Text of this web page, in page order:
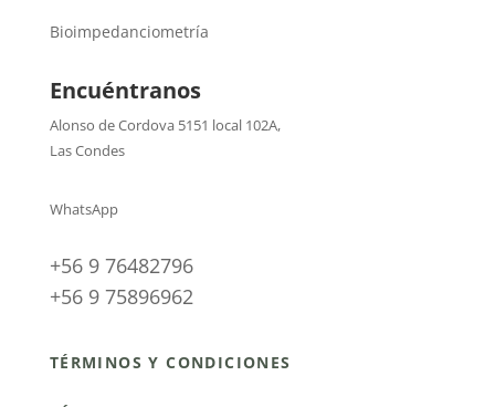
Bioimpedanciometría
Encuéntranos
Alonso de Cordova 5151 local 102A,
Las Condes
WhatsApp
+56 9 76482796
+56 9 75896962
TÉRMINOS Y CONDICIONES